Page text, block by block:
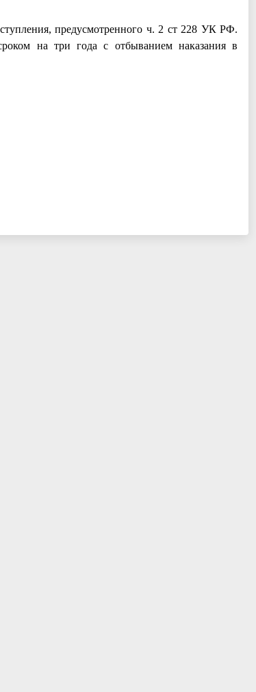
предусмотренного ч. 2 ст 228 УК РФ.
на три года с отбыванием наказания в